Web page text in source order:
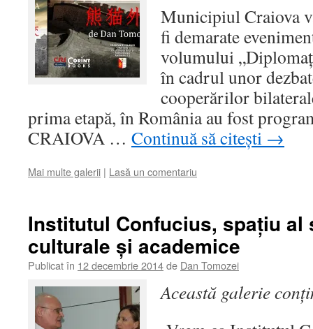
Municipiul Craiova
fi demarate
volumului
în cadrul unor
cooperărilor
prima etapă, în România au fost
CRAIOVA … Continuă să citești →
Mai multe galerii | Lasă un comentariu
Institutul Confucius, spaţiu
culturale şi academice
Publicat în 12 decembrie 2014de Dan Tomozei
Această galerie